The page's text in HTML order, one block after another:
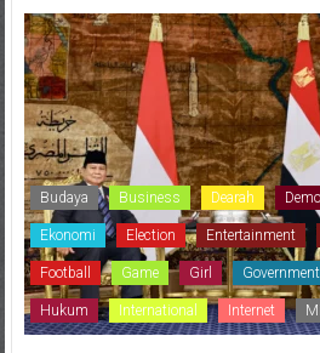
Budaya Business Dearah
Ekonomi Election Entertainment
Football Game Girl Government
Hukum International Internet